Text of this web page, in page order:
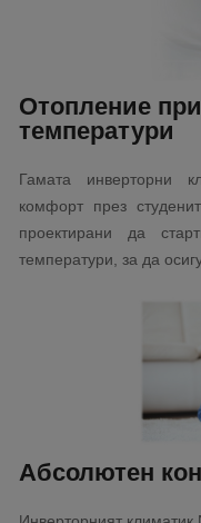
Отопление
температури
Гамата инверторни
комфорт през
проектирани да
температури, за да
Абсолютен